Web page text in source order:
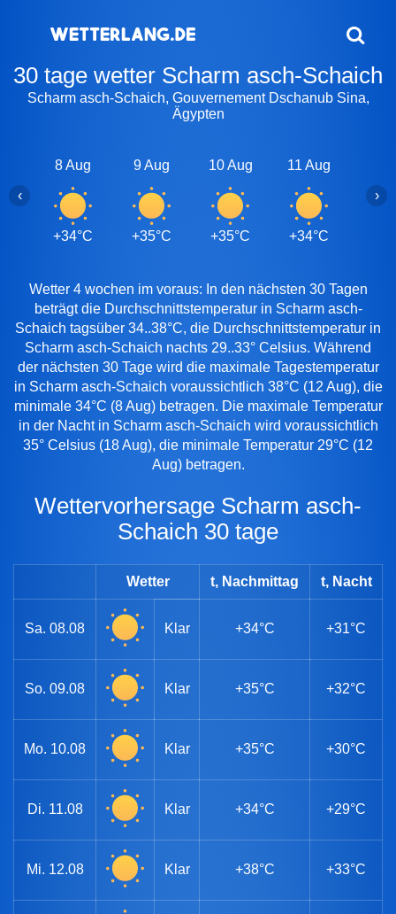
30 tage wetter Scharm asch-Schaich
Scharm asch-Schaich, Gouvernement Dschanub Sina,
Ägypten
8 Aug
+34°C
9 Aug
+35°C
10 Aug
+35°C
11 Aug
+34°C
‹ ›
Wetter 4 wochen im voraus: In den nächsten 30 Tagen
beträgt die Durchschnittstemperatur in Scharm asch-
Schaich tagsüber 34..38°C, die Durchschnittstemperatur in
Scharm asch-Schaich nachts 29..33° Celsius. Während
der nächsten 30 Tage wird die maximale Tagestemperatur
in Scharm asch-Schaich voraussichtlich 38°C (12 Aug), die
minimale 34°C (8 Aug) betragen. Die maximale Temperatur
in der Nacht in Scharm asch-Schaich wird voraussichtlich
35° Celsius (18 Aug), die minimale Temperatur 29°C (12
Aug) betragen.
Wettervorhersage Scharm asch-
Schaich 30 tage
Wetter t, Nachmittag t, Nacht
Sa. 08.08 Klar +34°C +31°C
So. 09.08 Klar +35°C +32°C
Mo. 10.08 Klar +35°C +30°C
Di. 11.08 Klar +34°C +29°C
Mi. 12.08 Klar +38°C +33°C